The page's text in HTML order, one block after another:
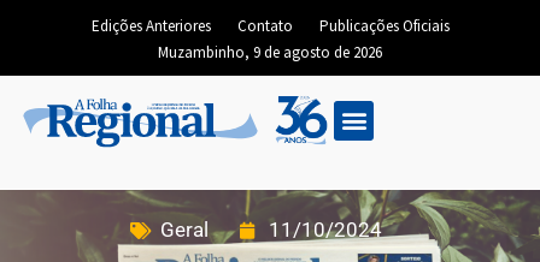
Edições Anteriores Contato
Publicações Oficiais
Muzambinho, 9 de agosto de 2026
Geral 11/10/2024